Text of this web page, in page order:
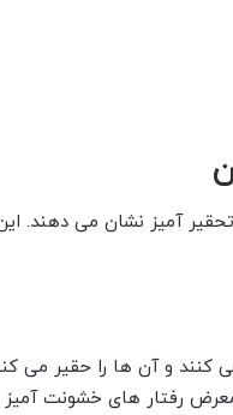
آمیز نشان می دهند.
کنند و آن ها را حقیر می
رفتار های خشونت آمیز